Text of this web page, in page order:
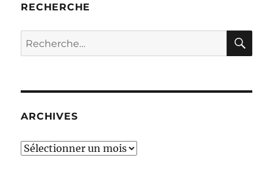
RECHERCHE
Recherche
pour :
ARCHIVES
ARCHIVES